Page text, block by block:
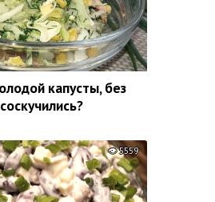
капусты, без
5559